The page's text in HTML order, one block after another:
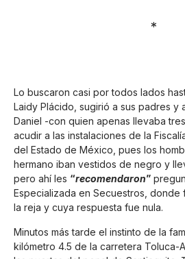
*
Lo buscaron casi por todos lados
Laidy Plácido, sugirió a sus padres y
Daniel -con quien apenas llevaba
acudir a las instalaciones de la
del Estado de México, pues los
hermano iban vestidos de negro y
pero ahí les “recomendaron”
Especializada en Secuestros,
la reja y cuya respuesta fue nula.
Minutos más tarde el instinto de la
kilómetro 4.5 de la carretera Toluca-